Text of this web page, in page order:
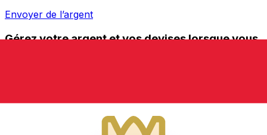
Envoyer de l’argent
Gérez votre argent et vos devises lorsque vous
et la gestion de vos devises. Convertissez des devises,
l'argent à l'étranger sans frais cachés. Téléchargez